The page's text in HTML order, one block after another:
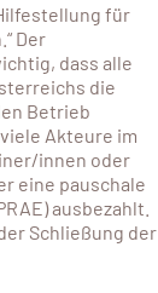
für
Der
dass alle
die
Betrieb
Akteure im
innen oder
eine pauschale
ausbezahlt.
Schließung der